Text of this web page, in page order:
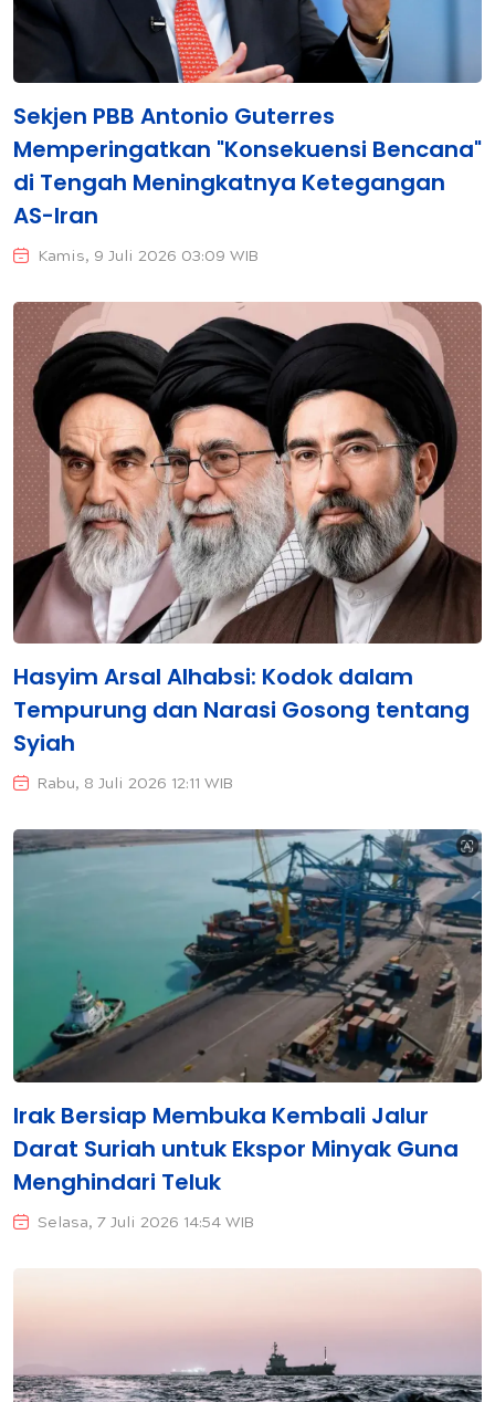
Sekjen PBB Antonio Guterres
Memperingatkan "Konsekuensi Bencana"
di Tengah Meningkatnya Ketegangan
AS-Iran
Kamis, 9 Juli 2026 03:09 WIB
Hasyim Arsal Alhabsi: Kodok dalam
Tempurung dan Narasi Gosong tentang
Syiah
Rabu, 8 Juli 2026 12:11 WIB
Irak Bersiap Membuka Kembali Jalur
Darat Suriah untuk Ekspor Minyak Guna
Menghindari Teluk
Selasa, 7 Juli 2026 14:54 WIB